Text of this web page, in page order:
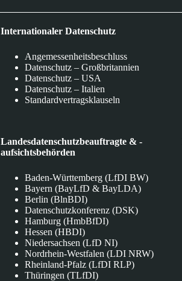
Internationaler Datenschutz
Angemessenheitsbeschluss
Datenschutz – Großbritannien
Datenschutz – USA
Datenschutz – Italien
Standardvertragsklauseln
Landesdatenschutzbeauftragte & -
aufsichtsbehörden
Baden-Württemberg (LfDI BW)
Bayern (BayLfD & BayLDA)
Berlin (BlnBDI)
Datenschutzkonferenz (DSK)
Hamburg (HmbBfDI)
Hessen (HBDI)
Niedersachsen (LfD NI)
Nordrhein-Westfalen (LDI NRW)
Rheinland-Pfalz (LfDI RLP)
Thüringen (TLfDI)